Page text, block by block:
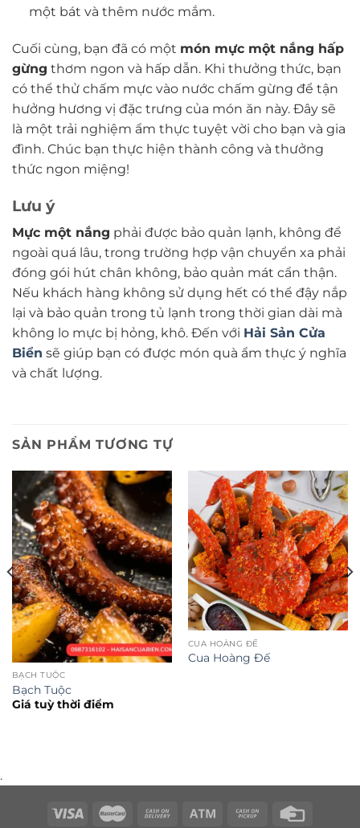
một bát và thêm nước mắm.
Cuối cùng, bạn đã có một món mực một nắng hấp
gừng thơm ngon và hấp dẫn. Khi thưởng thức, bạn
có thể thử chấm mực vào nước chấm gừng để tận
hưởng hương vị đặc trưng của món ăn này. Đây sẽ
là một trải nghiệm ẩm thực tuyệt vời cho bạn và gia
đình. Chúc bạn thực hiện thành công và thưởng
thức ngon miệng!
Lưu ý
Mực một nắng phải được bảo quản lạnh, không để
ngoài quá lâu, trong trường hợp vận chuyển xa phải
đóng gói hút chân không, bảo quản mát cẩn thận.
Nếu khách hàng không sử dụng hết có thể đậy nắp
lại và bảo quản trong tủ lạnh trong thời gian dài mà
không lo mực bị hỏng, khô. Đến với Hải Sản Cửa
Biển sẽ giúp bạn có được món quà ẩm thực ý nghĩa
và chất lượng.
SẢN PHẨM TƯƠNG TỰ
BẠCH TUỘC
Bạch Tuộc
Giá tuỳ thời điểm
CUA HOÀNG ĐẾ
Cua Hoàng Đế
.